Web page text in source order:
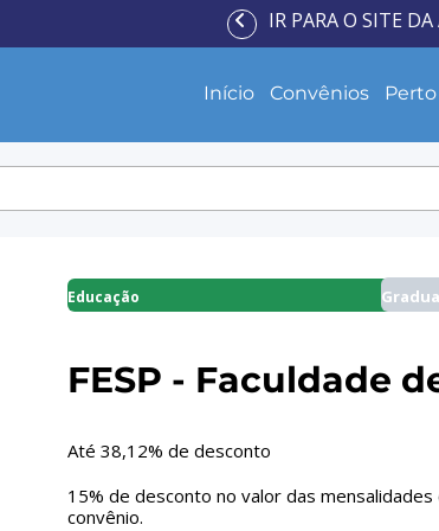
IR PARA O SITE
Início Convênios
Educação
FESP - Faculdade
Até 38,12% de desconto
15% de desconto no valor das
convênio.